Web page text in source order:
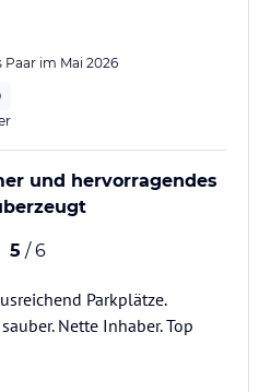
Paar im Mai 2026
und hervorragendes
5 / 6
Parkplätze.
Nette Inhaber. Top